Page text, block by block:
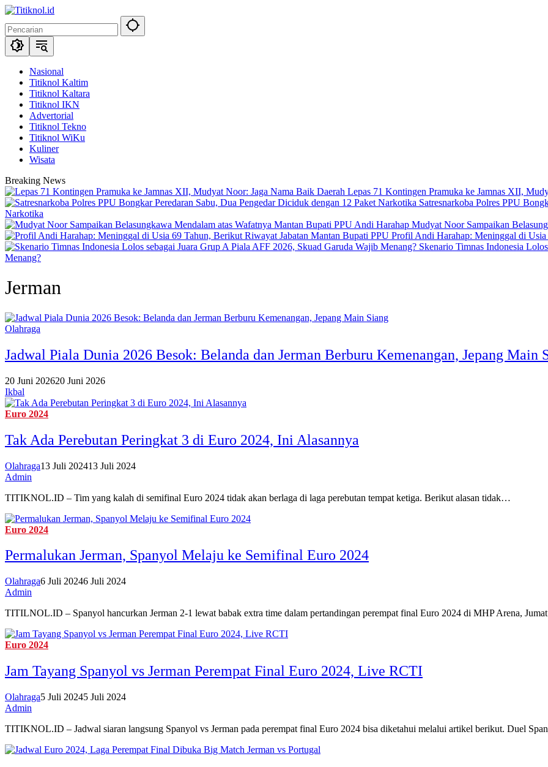
Langsung
konten
Nasional
Titiknol Kaltim
Titiknol Kaltara
Titiknol IKN
Advertorial
Titiknol Tekno
Titiknol WiKu
Kuliner
Wisata
Breaking News
Lepas 71 Kontingen Pramuka ke Jamnas XII,
Satresnarkoba Polres PPU
Narkotika
Mudyat Noor Sampaikan
Profil Andi Harahap: Meninggal di
Skenario Timnas Indonesia
Menang?
Jerman
Olahraga
Jadwal Piala Dunia 2026 Besok: Belanda dan Jerman Berburu Kemenangan, Jepang Main
20 Juni 202620 Juni 2026
Ikbal
Euro 2024
Tak Ada Perebutan Peringkat 3 di Euro 2024, Ini Alasannya
Olahraga13 Juli 202413 Juli 2024
Admin
TITIKNOL.ID – Tim yang kalah di semifinal Euro 2024 tidak akan berlaga di laga perebutan tempat ketiga. Berikut alasan tidak…
Euro 2024
Permalukan Jerman, Spanyol Melaju ke Semifinal Euro 2024
Olahraga6 Juli 20246 Juli 2024
Admin
TITILNOL.ID – Spanyol hancurkan Jerman 2-1 lewat babak extra time dalam pertandingan perempat final Euro 2024 di MHP Arena,
Euro 2024
Jam Tayang Spanyol vs Jerman Perempat Final Euro 2024, Live RCTI
Olahraga5 Juli 20245 Juli 2024
Admin
TITIKNOL.ID – Jadwal siaran langsung Spanyol vs Jerman pada perempat final Euro 2024 bisa diketahui melalui artikel berikut. Duel